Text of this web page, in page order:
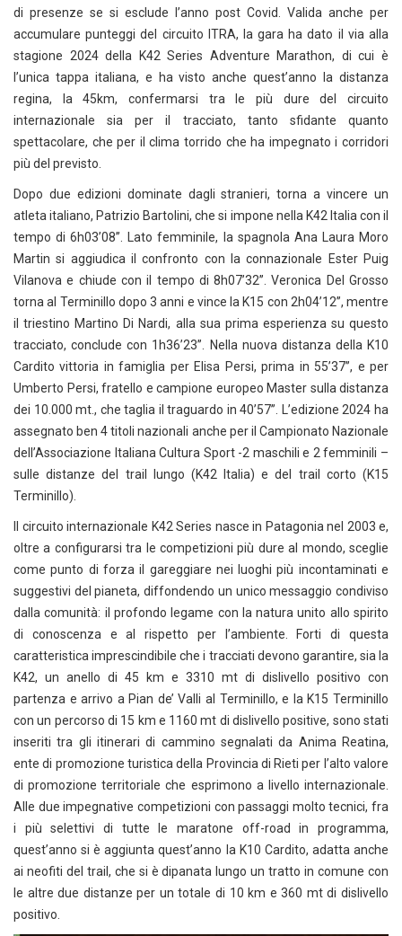
di presenze se si esclude l’anno post Covid. Valida anche per
accumulare punteggi del circuito ITRA, la gara ha dato il via alla
stagione 2024 della K42 Series Adventure Marathon, di cui è
l’unica tappa italiana, e ha visto anche quest’anno la distanza
regina, la 45km, confermarsi tra le più dure del circuito
internazionale sia per il tracciato, tanto sfidante quanto
spettacolare, che per il clima torrido che ha impegnato i corridori
più del previsto.
Dopo due edizioni dominate dagli stranieri, torna a vincere un
atleta italiano, Patrizio Bartolini, che si impone nella K42 Italia con il
tempo di 6h03’08’’. Lato femminile, la spagnola Ana Laura Moro
Martin si aggiudica il confronto con la connazionale Ester Puig
Vilanova e chiude con il tempo di 8h07’32’’. Veronica Del Grosso
torna al Terminillo dopo 3 anni e vince la K15 con 2h04’12’’, mentre
il triestino Martino Di Nardi, alla sua prima esperienza su questo
tracciato, conclude con 1h36’23’’. Nella nuova distanza della K10
Cardito vittoria in famiglia per Elisa Persi, prima in 55’37’’, e per
Umberto Persi, fratello e campione europeo Master sulla distanza
dei 10.000 mt., che taglia il traguardo in 40’57’’. L’edizione 2024 ha
assegnato ben 4 titoli nazionali anche per il Campionato Nazionale
dell’Associazione Italiana Cultura Sport -2 maschili e 2 femminili –
sulle distanze del trail lungo (K42 Italia) e del trail corto (K15
Terminillo).
Il circuito internazionale K42 Series nasce in Patagonia nel 2003 e,
oltre a configurarsi tra le competizioni più dure al mondo, sceglie
come punto di forza il gareggiare nei luoghi più incontaminati e
suggestivi del pianeta, diffondendo un unico messaggio condiviso
dalla comunità: il profondo legame con la natura unito allo spirito
di conoscenza e al rispetto per l’ambiente. Forti di questa
caratteristica imprescindibile che i tracciati devono garantire, sia la
K42, un anello di 45 km e 3310 mt di dislivello positivo con
partenza e arrivo a Pian de’ Valli al Terminillo, e la K15 Terminillo
con un percorso di 15 km e 1160 mt di dislivello positive, sono stati
inseriti tra gli itinerari di cammino segnalati da Anima Reatina,
ente di promozione turistica della Provincia di Rieti per l’alto valore
di promozione territoriale che esprimono a livello internazionale.
Alle due impegnative competizioni con passaggi molto tecnici, fra
i più selettivi di tutte le maratone off-road in programma,
quest’anno si è aggiunta quest’anno la K10 Cardito, adatta anche
ai neofiti del trail, che si è dipanata lungo un tratto in comune con
le altre due distanze per un totale di 10 km e 360 mt di dislivello
positivo.